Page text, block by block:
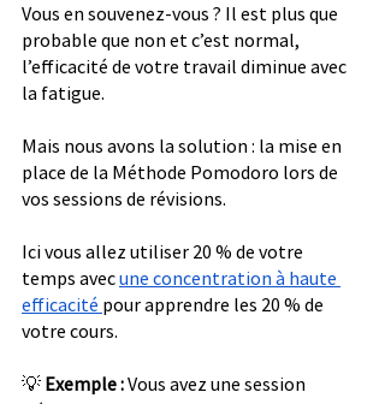
Vous en souvenez-vous ? Il est plus que
probable que non et c’est normal,
l’efficacité de votre travail diminue avec
la fatigue.
Mais nous avons la solution : la mise en
place de la Méthode Pomodoro lors de
vos sessions de révisions.
Ici vous allez utiliser 20 % de votre
temps avec une concentration à haute
efficacité pour apprendre les 20 % de
votre cours.
💡 Exemple : Vous avez une session